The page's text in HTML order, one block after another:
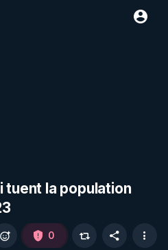
tuent la population
0